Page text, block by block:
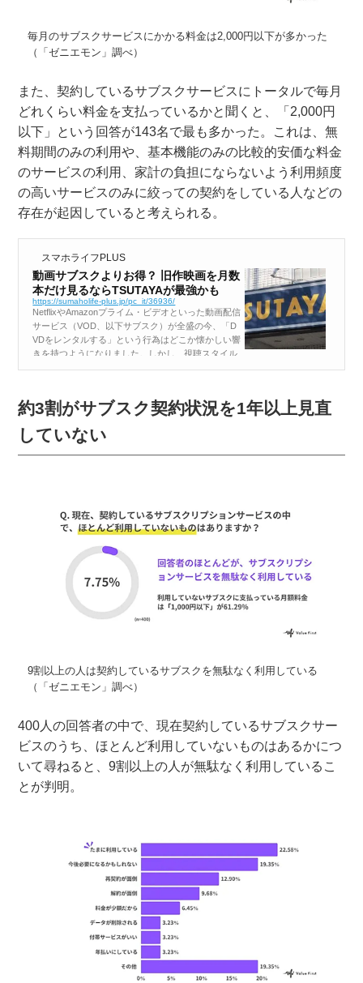
毎月のサブスクサービスにかかる料金は2,000円以下が多かった
（「ゼニエモン」調べ）
また、契約しているサブスクサービスにトータルで毎月
どれくらい料金を支払っているかと聞くと、「2,000円
以下」という回答が143名で最も多かった。これは、無
料期間のみの利用や、基本機能のみの比較的安価な料金
のサービスの利用、家計の負担にならないよう利用頻度
の高いサービスのみに絞っての契約をしている人などの
存在が起因していると考えられる。
スマホライフPLUS
動画サブスクよりお得？ 旧作映画を月数
本だけ見るならTSUTAYAが最強かも
https://sumaholife-plus.jp/pc_it/36936/
NetflixやAmazonプライム・ビデオといった動画配信
サービス（VOD、以下サブスク）が全盛の今、「D
VDをレンタルする」という行為はどこか懐かしい響
きを持つようになりました。しかし、視聴スタイル
によっては、今なおTSUTAYAで旧作DVDをレンタル
約3割がサブスク契約状況を1年以上見直
していない
9割以上の人は契約しているサブスクを無駄なく利用している
（「ゼニエモン」調べ）
400人の回答者の中で、現在契約しているサブスクサー
ビスのうち、ほとんど利用していないものはあるかにつ
いて尋ねると、9割以上の人が無駄なく利用しているこ
とが判明。